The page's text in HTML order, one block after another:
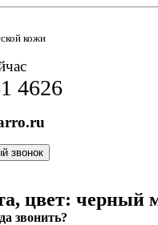
кожи
4626
звонок
звонить?
цвет: черный